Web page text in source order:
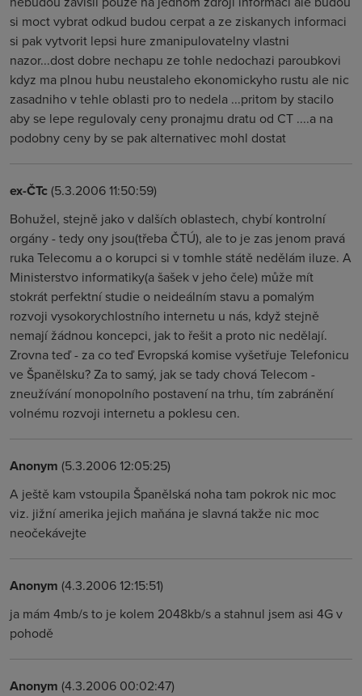
si moct vybrat odkud budou cerpat a ze ziskanych informaci
si pak vytvorit lepsi hure zmanipulovatelny vlastni
nazor...dost dobre nechapu ze tohle nedochazi paroubkovi
kdyz ma plnou hubu neustaleho ekonomickyho rustu ale nic
zasadniho v tehle oblasti pro to nedela ...pritom by stacilo
aby se lepe regulovaly ceny pronajmu dratu od CT ....a na
podobny ceny by se pak alternativec mohl dostat
ex-ČTc(5.3.2006 11:50:59)
Bohužel, stejně jako v dalších oblastech, chybí kontrolní
orgány - tedy ony jsou(třeba ČTÚ), ale to je zas jenom pravá
ruka Telecomu a o korupci si v tomhle státě nedělám iluze. A
Ministerstvo informatiky(a šašek v jeho čele) může mít
stokrát perfektní studie o neideálním stavu a pomalým
rozvoji vysokorychlostního internetu u nás, když stejně
nemají žádnou koncepci, jak to řešit a proto nic nedělají.
Zrovna teď - za co teď Evropská komise vyšetřuje Telefonicu
ve Španělsku? Za to samý, jak se tady chová Telecom -
zneužívání monopolního postavení na trhu, tím zabránění
volnému rozvoji internetu a poklesu cen.
Anonym (5.3.2006 12:05:25)
A ještě kam vstoupila Španělská noha tam pokrok nic moc
viz. jižní amerika jejich maňána je slavná takže nic moc
neočekávejte
Anonym (4.3.2006 12:15:51)
ja mám 4mb/s to je kolem 2048kb/s a stahnul jsem asi 4G v
pohodě
Anonym (4.3.2006 00:02:47)